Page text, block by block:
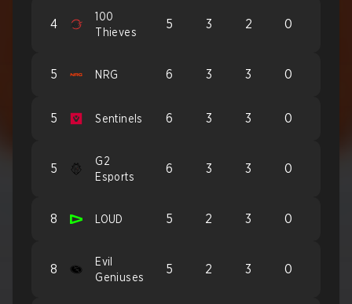
4
100
Thieves
5 3 2 0
5 NRG 6 3 3 0
5 Sentinels 6 3 3 0
5
G2
Esports
6 3 3 0
8 LOUD 5 2 3 0
8
Evil
Geniuses
5 2 3 0